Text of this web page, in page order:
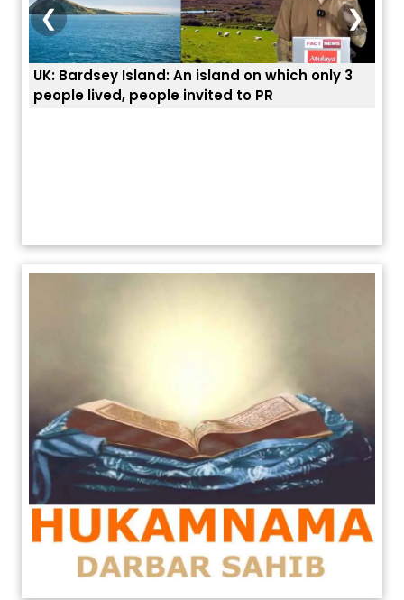
UK: Bardsey Island: An island on which only 3
people lived, people invited to PR
❮ ❯